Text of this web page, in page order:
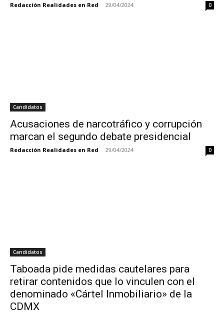
Redacción Realidades en Red - 29/04/2024 0
Candidatos
Acusaciones de narcotráfico y corrupción
marcan el segundo debate presidencial
Redacción Realidades en Red - 29/04/2024 0
Candidatos
Taboada pide medidas cautelares para
retirar contenidos que lo vinculen con el
denominado «Cártel Inmobiliario» de la
CDMX